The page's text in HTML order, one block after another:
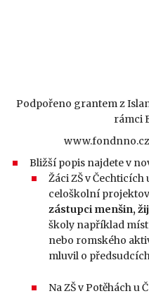
Podpořeno grantem z
rámci
Bližší popis najdete v
Žáci ZŠ v
celoškolní
zástupci menšin,
školy například
nebo romského
mluvil o
Na ZŠ v Potěhách u